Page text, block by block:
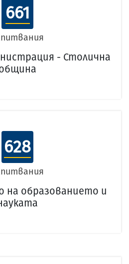
661
- Столична
628
на образованието и